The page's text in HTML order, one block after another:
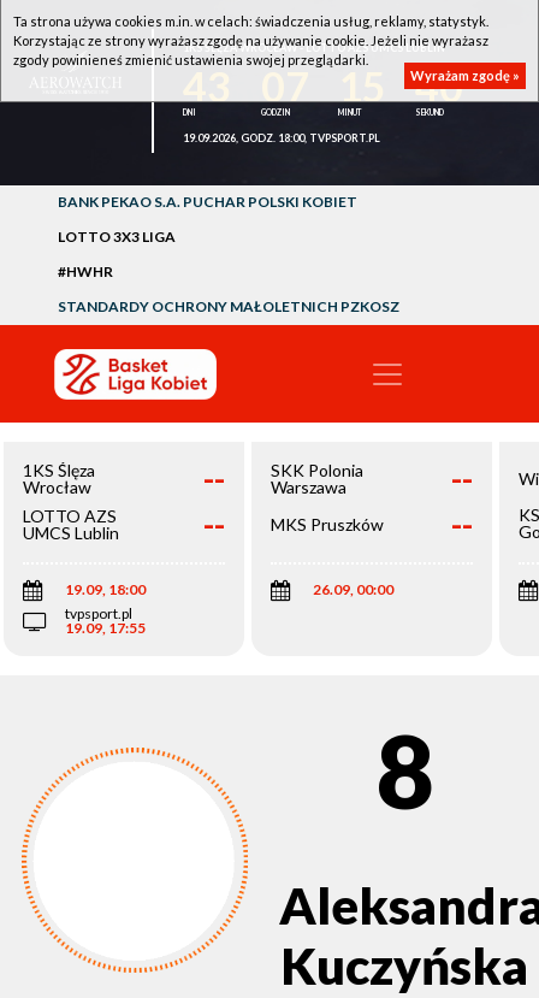
1KS ŚLĘZA WROCŁAW - LOTTO AZS UMCS LUBLIN
40
19.09.2026, GODZ. 18:00, TVPSPORT.PL
BANK PEKAO S.A. PUCHAR POLSKI KOBIET
LOTTO 3X3 LIGA
#HWHR
STANDARDY OCHRONY MAŁOLETNICH PZKOSZ
1KS Ślęza
Wrocław
--
LOTTO AZS
UMCS Lublin
--
19.09, 18:00
tvpsport.pl
19.09, 17:55
SKK Polonia
Warszawa
--
MKS Pruszków --
26.09, 00:00
8
Kuczyńska
Ta strona używa cookies m.in. w celach: świadczenia usług, reklamy, statystyk.
Korzystając ze strony wyrażasz zgodę na używanie cookie. Jeżeli nie wyrażasz
zgody powinieneś zmienić ustawienia swojej przeglądarki.
Wyrażam zgodę »